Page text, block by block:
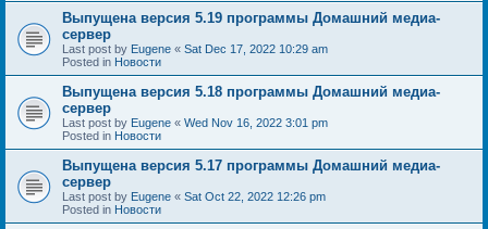
Выпущена версия 5.19 программы Домашний медиа-
сервер
Last post by Eugene « Sat Dec 17, 2022 10:29 am
Posted in Новости
Выпущена версия 5.18 программы Домашний медиа-
сервер
Last post by Eugene « Wed Nov 16, 2022 3:01 pm
Posted in Новости
Выпущена версия 5.17 программы Домашний медиа-
сервер
Last post by Eugene « Sat Oct 22, 2022 12:26 pm
Posted in Новости